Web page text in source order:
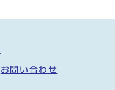
お問い合わせ